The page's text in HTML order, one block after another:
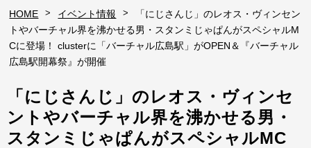
HOME > イベント情報 >
「にじさんじ」のレオス・ヴィンセン
トやバーチャル界を沸かせる男・スタンミじゃぱんがスペシャルM
Cに登場！ clusterに「バーチャル広島駅」がOPEN＆『バーチャル
広島駅開幕祭』が開催
「にじさんじ」のレオス・ヴィンセ
ントやバーチャル界を沸かせる男・
スタンミじゃぱんがスペシャルMC